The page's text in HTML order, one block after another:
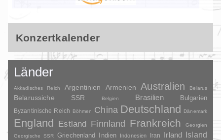
Konzertkalender
Länder
Akkadisches Reich Argentinien Armenien Australien Belarus
Belarussiche SSR Belgien Brasilien Bulgarien
Byzantinische Reich Böhmen China Deutschland Dänemark
England Estland Finnland Frankreich
Georgien
Georgische SSR
Griechenland Indien Indonesien Iran Irland
Island